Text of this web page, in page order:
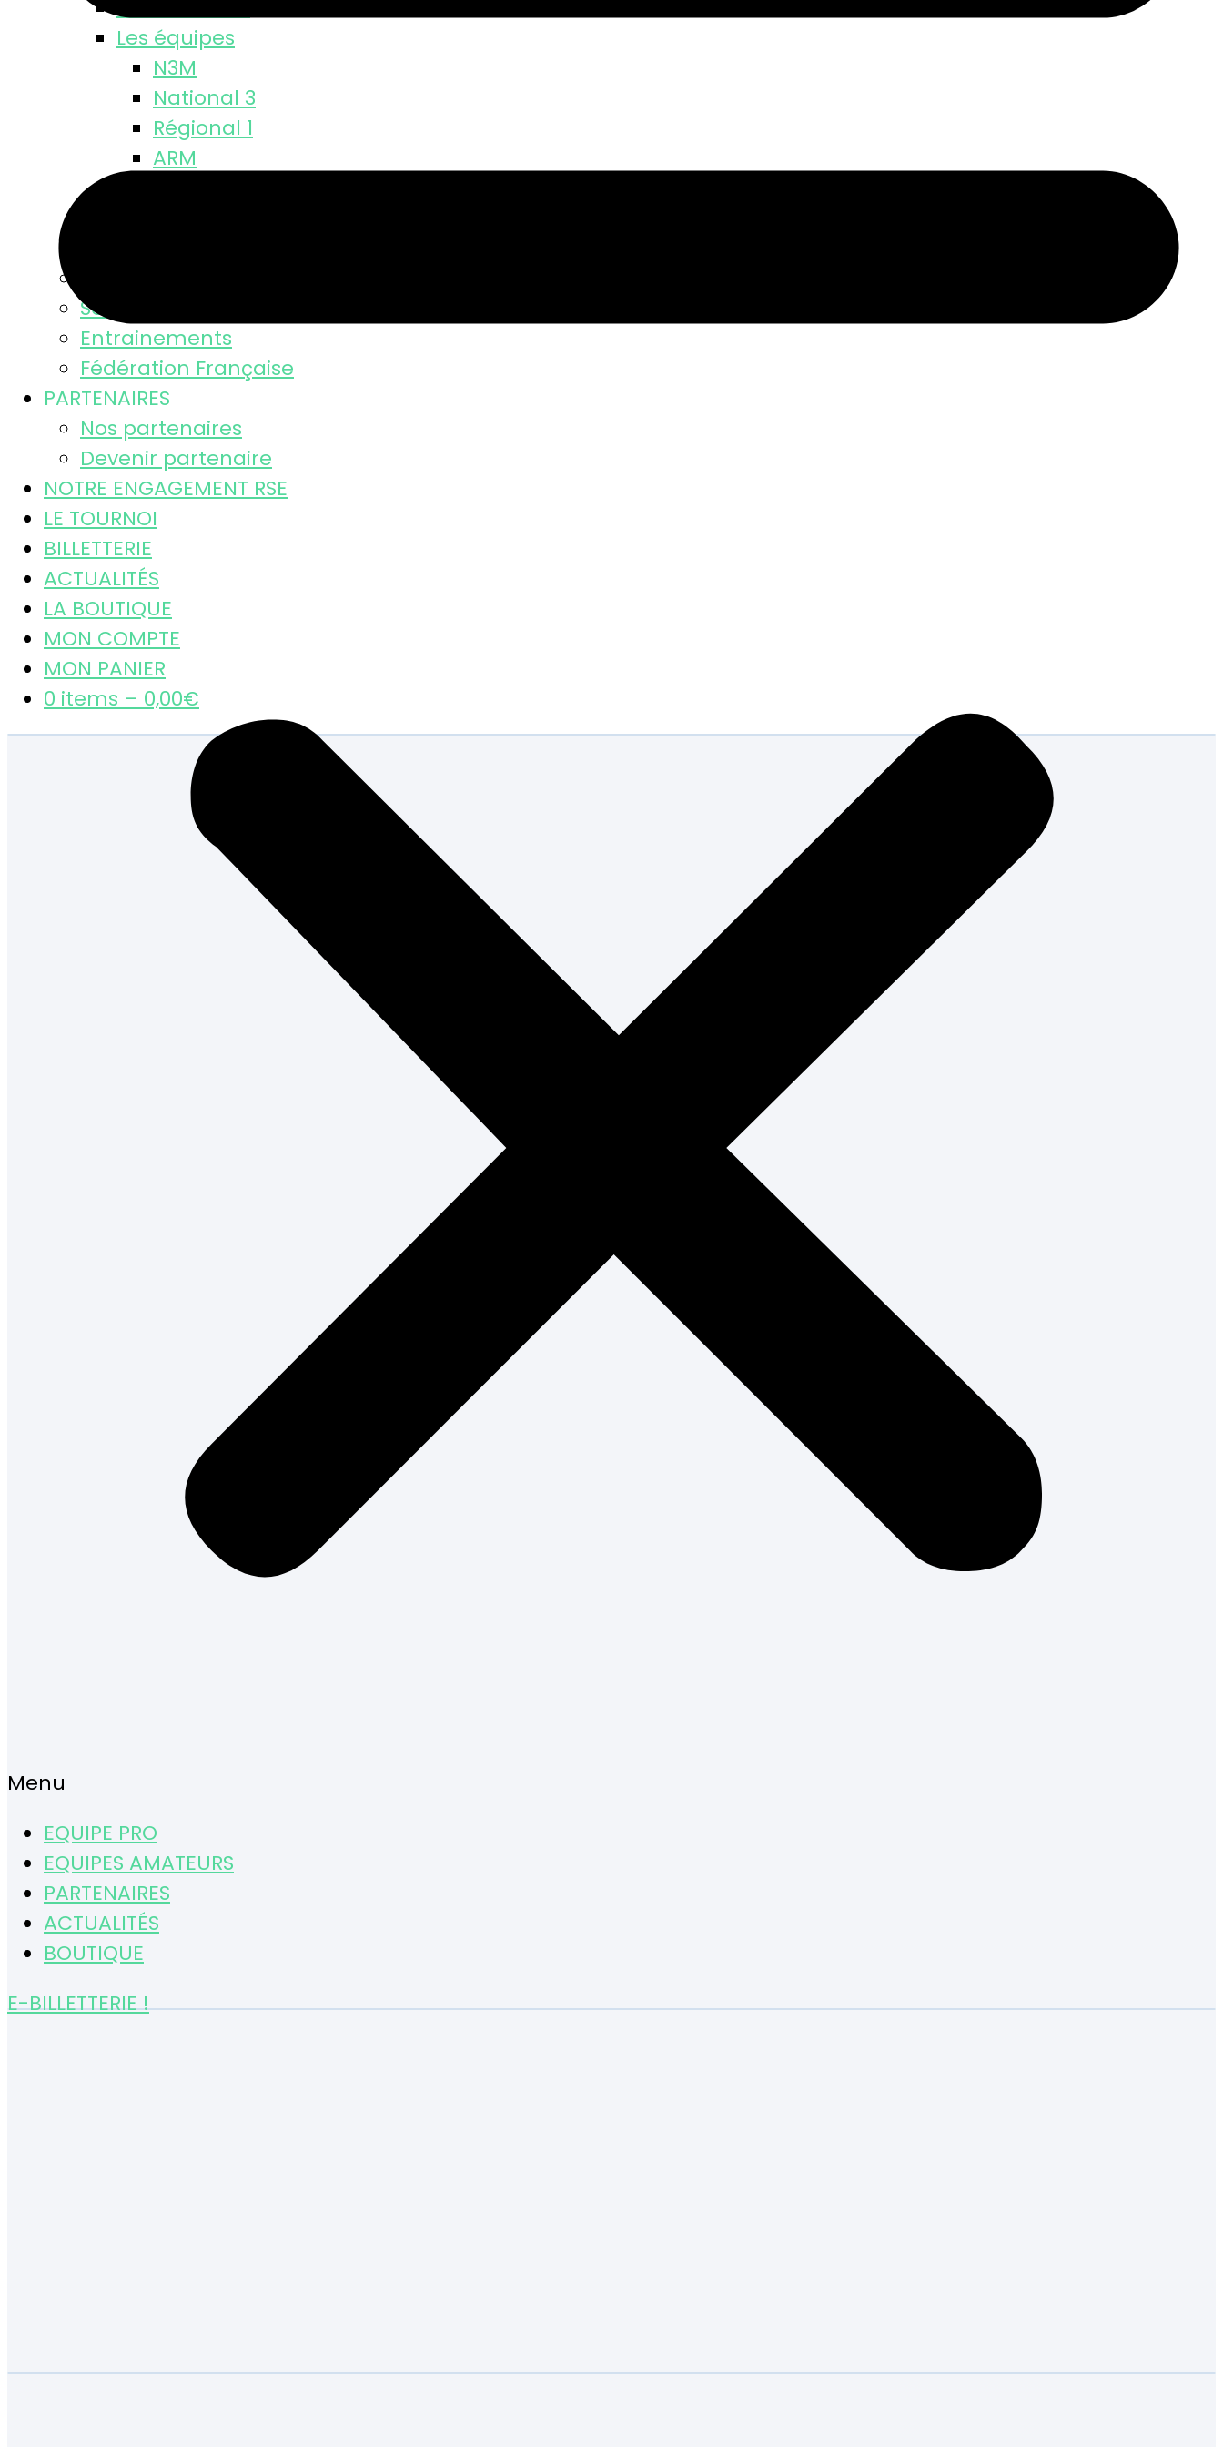
Les équipes
N3M
National 3
Régional 1
ARM
Se licencier
Entrainements
Fédération Française
PARTENAIRES
Nos partenaires
Devenir partenaire
NOTRE ENGAGEMENT RSE
LE TOURNOI
BILLETTERIE
ACTUALITÉS
LA BOUTIQUE
MON COMPTE
MON PANIER
0 items – 0,00€
Menu
EQUIPE PRO
EQUIPES AMATEURS
PARTENAIRES
ACTUALITÉS
BOUTIQUE
E-BILLETTERIE !